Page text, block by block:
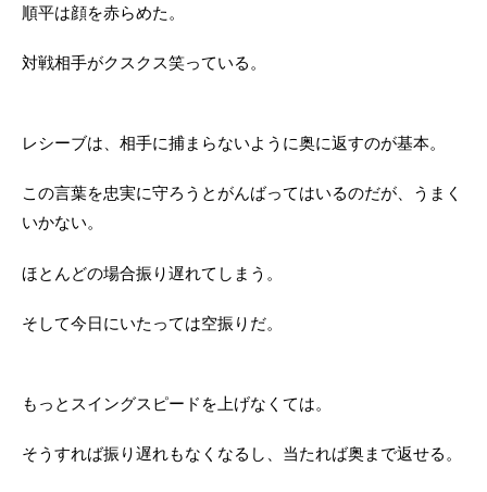
順平は顔を赤らめた。
対戦相手がクスクス笑っている。
レシーブは、相手に捕まらないように奥に返すのが基本。
この言葉を忠実に守ろうとがんばってはいるのだが、うまく
いかない。
ほとんどの場合振り遅れてしまう。
そして今日にいたっては空振りだ。
もっとスイングスピードを上げなくては。
そうすれば振り遅れもなくなるし、当たれば奥まで返せる。